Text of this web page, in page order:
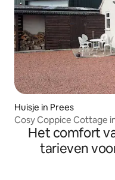
Huisje in Prees
Cosy Coppice Cottage
Het comfort
tarieven